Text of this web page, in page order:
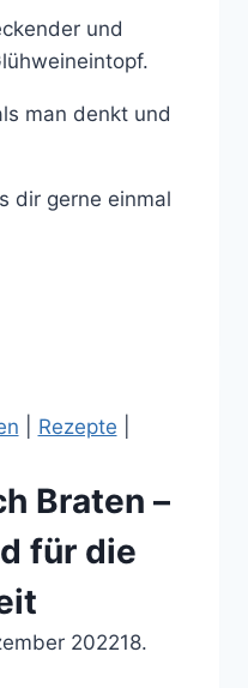
und
man denkt und
dir gerne einmal
Rezepte
Braten –
für die
202218.